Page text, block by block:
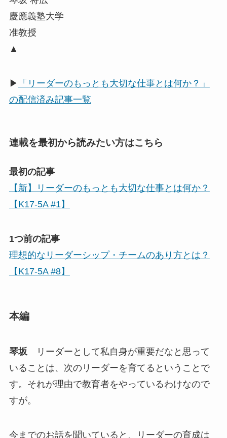
慶應義塾大学
准教授
▲
▶
「リーダーのもっとも大切な仕事とは何か？」
の配信済み記事一覧
連載を最初から読みたい方はこちら
最初の記事
【新】リーダーのもっとも大切な仕事とは何か？
【K17-5A #1】
1つ前の記事
理想的なリーダーシップ・チームのあり方とは？
【K17-5A #8】
本編
琴坂 リーダーとして私自身が重要だなと思って
いることは、次のリーダーを育てるということで
す。それが理由で教育者をやっているわけなので
すが。
今までのお話を聞いていると、リーダーの育成は